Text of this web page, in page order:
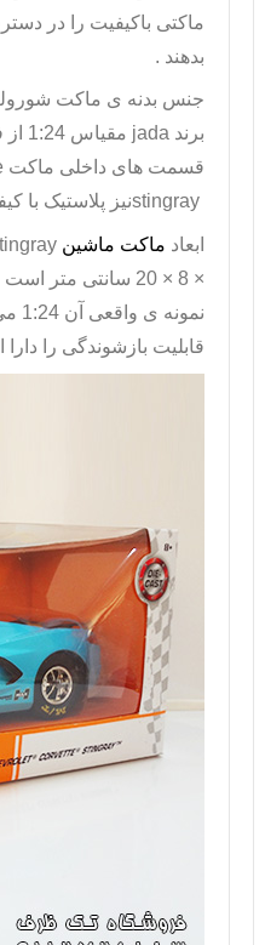
ماکتی باکیفیت را در
بدهند .
برند jada
قسمت های داخلی ماکت
stingrayنیز پلاستیک با
ابعاد ماکت ماشین
× 8 × 20 سانتی
قابلیت بازشوندگی را